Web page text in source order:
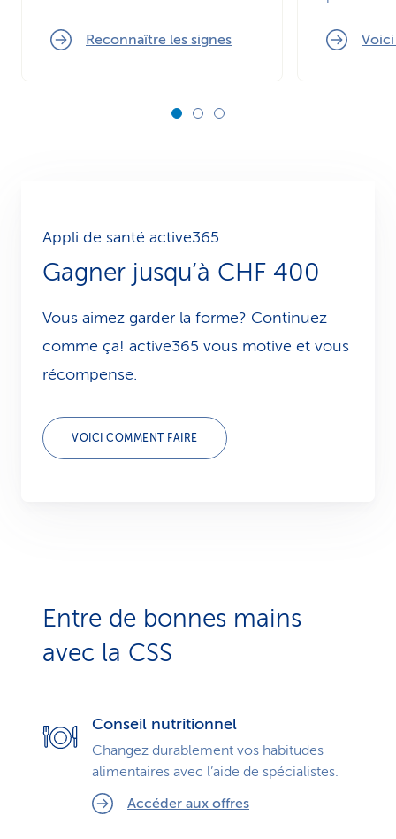
Reconnaître les signes
Appli de santé active365
Gagner jusqu’à CHF 400
Vous aimez garder la forme? Continuez
comme ça! active365 vous motive et vous
récompense.
VOICI COMMENT FAIRE
Entre de bonnes mains
avec la CSS
Conseil nutritionnel
Changez durablement vos habitudes
alimentaires avec l’aide de spécialistes.
Accéder aux offres